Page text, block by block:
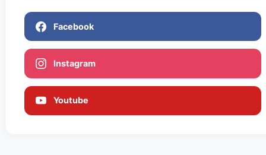
Facebook
Instagram
Youtube